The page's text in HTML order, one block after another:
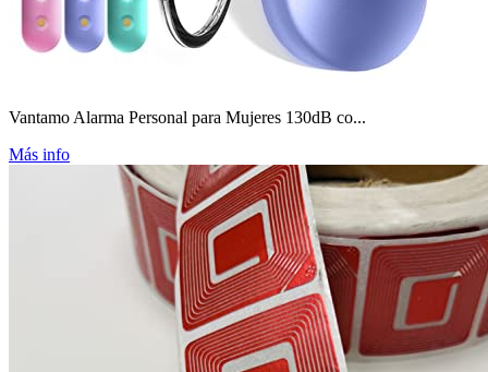
Vantamo Alarma Personal para Mujeres 130dB co...
Más info